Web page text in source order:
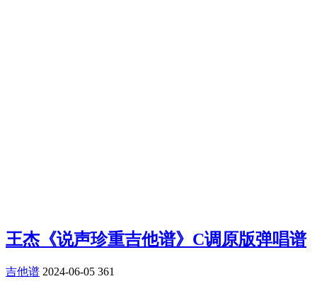
王杰《说声珍重吉他谱》C调原版弹唱谱
吉他谱 2024-06-05 361